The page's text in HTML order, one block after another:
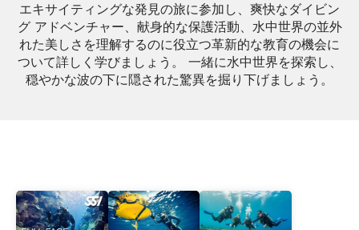
エキサイティングな発見の旅に参加し、爽快なダイビン
グ アドベンチャー、献身的な保護活動、水中世界の並外
れた美しさを理解するのに役立つ革新的な教育の機会に
ついて詳しく学びましょう。 一緒に水中世界を探索し、
穏やかな波の下に隠された驚異を掘り下げましょう。